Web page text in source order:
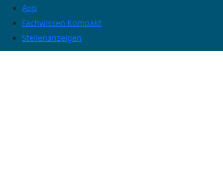
App
Fachwissen Kompakt
Stellenanzeigen